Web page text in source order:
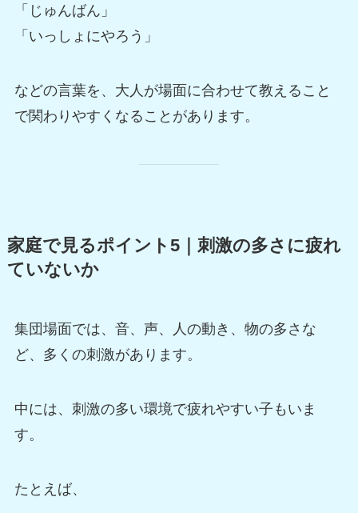
「じゅんばん」
「いっしょにやろう」
などの言葉を、大人が場面に合わせて教えること
で関わりやすくなることがあります。
家庭で見るポイント5｜刺激の多さに疲れ
ていないか
集団場面では、音、声、人の動き、物の多さな
ど、多くの刺激があります。
中には、刺激の多い環境で疲れやすい子もいま
す。
たとえば、